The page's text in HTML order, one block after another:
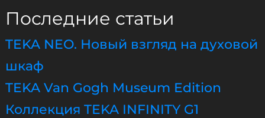
Последние статьи
TEKA NEO. Новый взгляд на духовой
шкаф
TEKA Van Gogh Museum Edition
Коллекция TEKA INFINITY G1